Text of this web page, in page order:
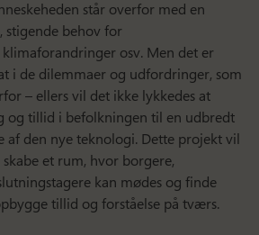
står overfor med en
behov for
osv. Men det er
i de dilemmaer og udfordringer, som
– ellers vil det ikke lykkedes at
og tillid i befolkningen til en udbredt
af den nye teknologi. Dette projekt vil
et rum, hvor borgere,
kan mødes og finde
tillid og forståelse på tværs.